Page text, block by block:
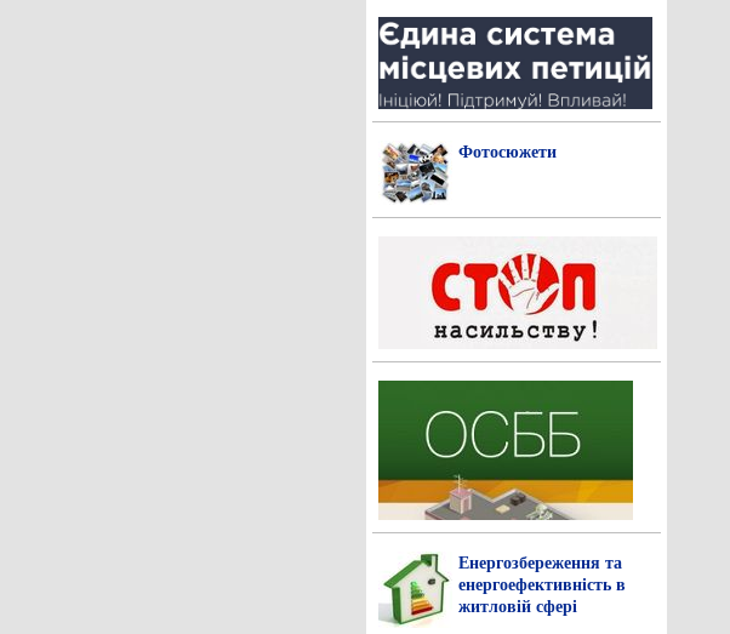
Фотосюжети
Енергозбереження та
енергоефективність в
житловій сфері